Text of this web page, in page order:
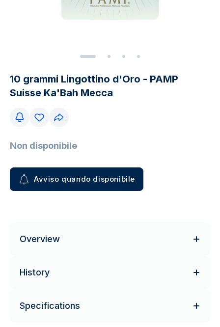
10 grammi Lingottino d'Oro - PAMP
Suisse Ka'Bah Mecca
Non disponibile
Avviso quando disponibile
Overview
History
Specifications